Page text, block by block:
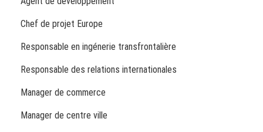
Chef de projet Europe
Responsable en ingénerie transfrontalière
Responsable des relations internationales
Manager de commerce
Manager de centre ville